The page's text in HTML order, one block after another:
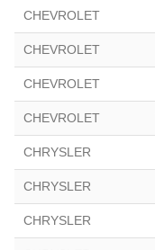
CHEVROLET
CHEVROLET
CHEVROLET
CHEVROLET
CHRYSLER
CHRYSLER
CHRYSLER